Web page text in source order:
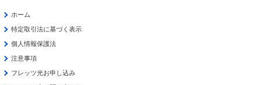
ホーム
特定取引法に基づく表示
個人情報保護法
注意事項
フレッツ光お申し込み